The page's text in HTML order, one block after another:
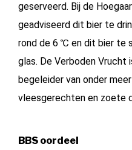
geserveerd. Bij de
geadviseerd dit bier te
rond de 6 ℃ en dit bier te
glas. De Verboden Vrucht
begeleider van onder
vleesgerechten en zoete
BBS oordeel